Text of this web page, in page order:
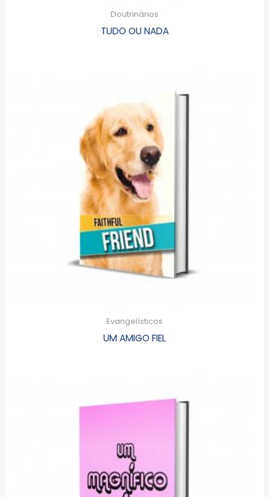
Doutrinários
TUDO OU NADA
Evangelísticos
UM AMIGO FIEL